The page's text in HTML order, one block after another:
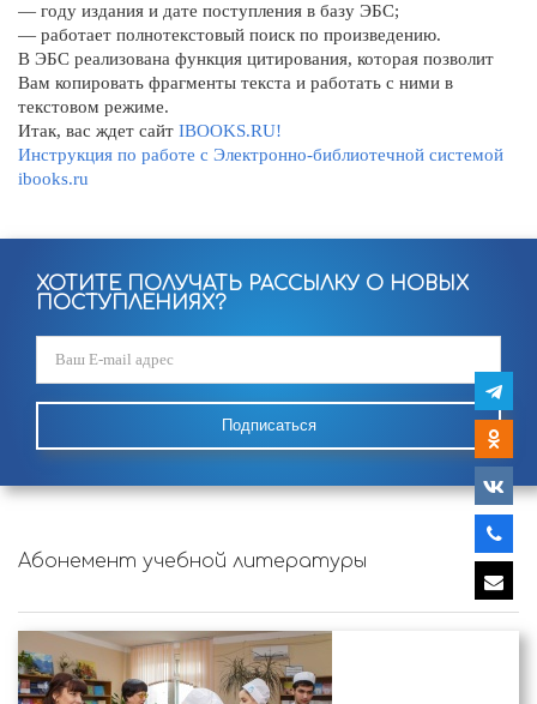
— году издания и дате поступления в базу ЭБС;
— работает полнотекстовый поиск по произведению.
В ЭБС реализована функция цитирования, которая позволит
Вам копировать фрагменты текста и работать с ними в
текстовом режиме.
Итак, вас ждет сайт IBOOKS.RU!
Инструкция по работе с Электронно-библиотечной системой
ibooks.ru
ХОТИТЕ ПОЛУЧАТЬ РАССЫЛКУ О НОВЫХ
ПОСТУПЛЕНИЯХ?
Подписаться
Абонемент учебной литературы